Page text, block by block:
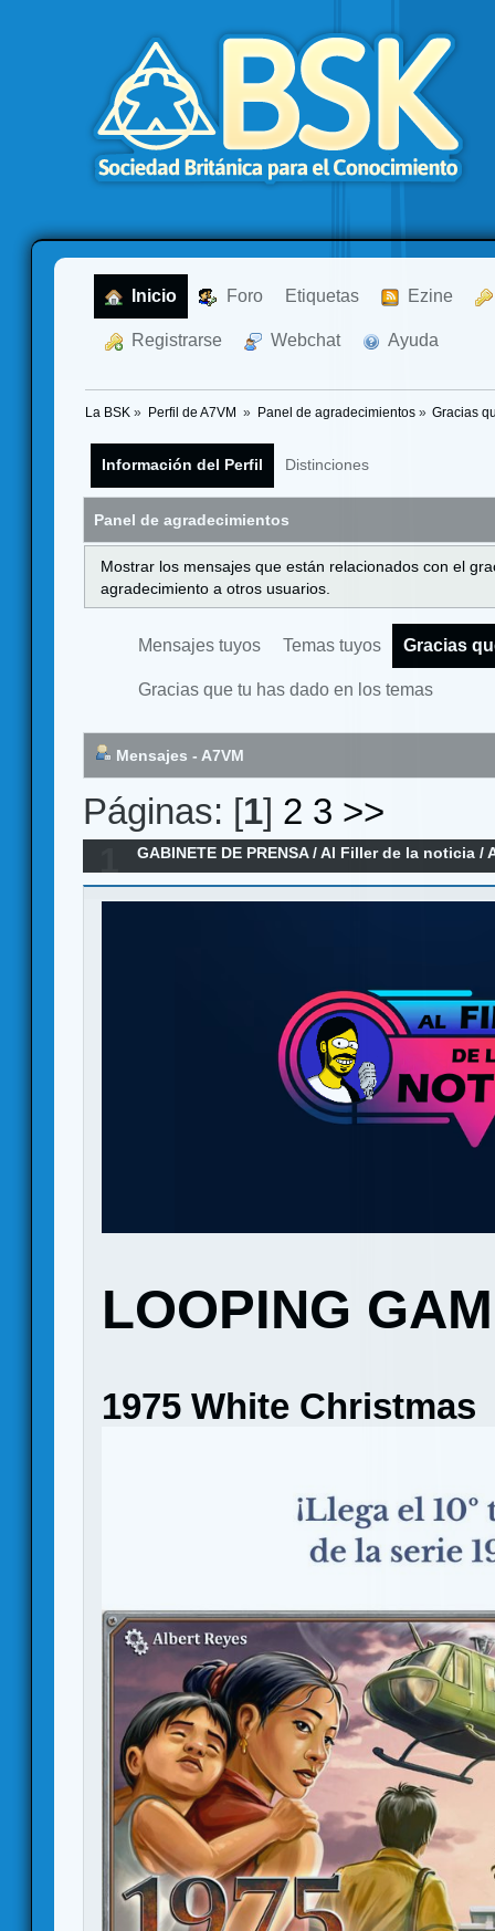
Inicio Foro Etiquetas Ezine
Registrarse Webchat Ayuda
La BSK » Perfil de A7VM » Panel de agradecimientos» Gracias
Información del Perfil Distinciones
Panel de agradecimientos
Mostrar los mensajes que están relacionados con el
agradecimiento a otros usuarios.
Mensajes tuyos Temas tuyos Gracias
Gracias que tu has dado en los temas
Mensajes - A7VM
Páginas: [1] 2 3 >>
GABINETE DE PRENSA/Al Filler de la noticia /
LOOPING
1975 White Christmas